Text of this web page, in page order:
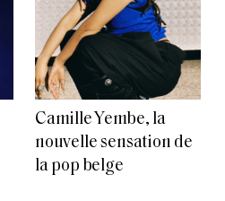
Camille Yembe, la
nouvelle sensation de
la pop belge